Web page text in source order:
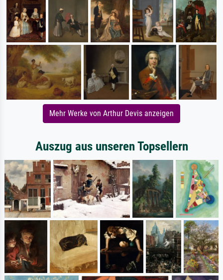
Mehr Werke von Arthur Devis anzeigen
Auszug aus unseren Topsellern